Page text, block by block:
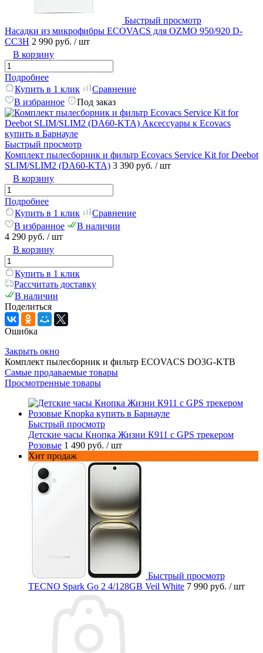
Быстрый просмотр
Насадки из микрофибры ECOVACS для OZMO 950/920 D-
CC3H 2 990 руб. / шт
В корзину
Подробнее
Купить в 1 клик
Сравнение
В избранное
Под заказ
Быстрый просмотр
Комплект пылесборник и фильтр Ecovacs Service Kit for Deebot
SLIM/SLIM2 (DA60-KTA) 3 390 руб. / шт
В корзину
Подробнее
Купить в 1 клик
Сравнение
В избранное
В наличии
4 290 руб. / шт
В корзину
Купить в 1 клик
Рассчитать доставку
В наличии
Поделиться
Ошибка
Закрыть окно
Комплект пылесборник и фильтр ECOVACS DO3G-KTB
Самые продаваемые товары
Просмотренные товары
Быстрый просмотр
Детские часы Кнопка Жизни К911 с GPS трекером
Розовые 1 490 руб. / шт
Хит продаж
Быстрый просмотр
TECNO Spark Go 2 4/128GB Veil White 7 990 руб. / шт